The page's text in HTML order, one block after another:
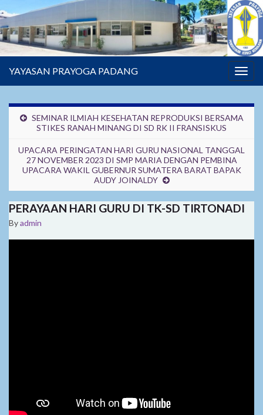
YAYASAN PRAYOGA PADANG
SEMINAR ILMIAH KESEHATAN REPRODUKSI BERSAMA
STIKES RANAH MINANG DI SD RK II FRANSISKUS
UPACARA PERINGATAN HARI GURU NASIONAL TANGGAL
27 NOVEMBER 2023 DI SMP MARIA DENGAN PEMBINA
UPACARA WAKIL GUBERNUR SUMATERA BARAT BAPAK
AUDY JOINALDY
PERAYAAN HARI GURU DI TK-SD TIRTONADI
Byadmin